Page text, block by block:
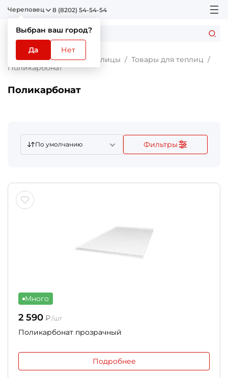
Череповец
Выбран ваш город?
Да Нет
8 (8202) 54-54-54
Главная Каталог Теплицы
Товары для теплиц
Поликарбонат
Поликарбонат
По умолчанию Фильтры
Много
2 590 ₽/шт
Поликарбонат прозрачный
Подробнее